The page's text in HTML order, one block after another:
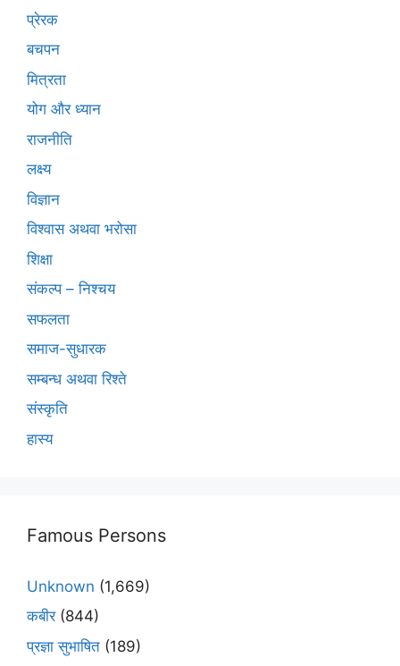
प्रेरक
बचपन
मित्रता
योग और ध्यान
राजनीति
लक्ष्य
विज्ञान
विश्वास अथवा भरोसा
शिक्षा
संकल्प – निश्चय
सफलता
समाज-सुधारक
सम्बन्ध अथवा रिश्ते
संस्कृति
हास्य
Famous Persons
Unknown (1,669)
कबीर(844)
प्रज्ञा सुभाषित (189)